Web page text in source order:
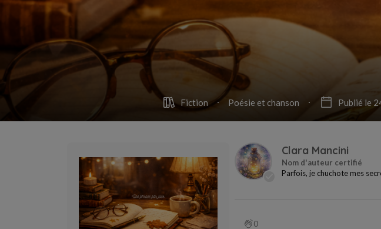
Fiction Poésie et chanson Publié le
Clara Mancini
Parfois, je chuchote mes
0